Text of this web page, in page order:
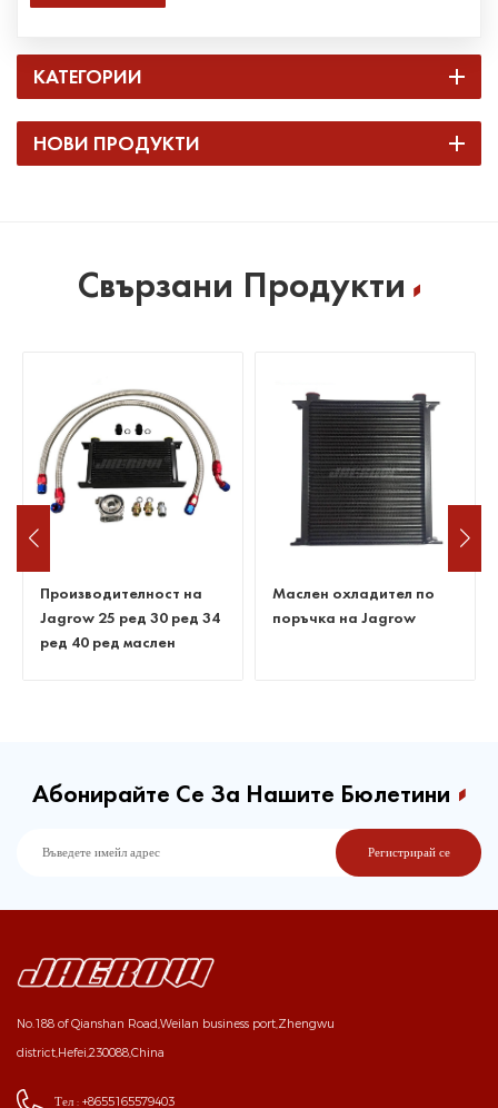
КАТЕГОРИИ
НОВИ ПРОДУКТИ
Свързани Продукти
Производителност на
Jagrow 25 ред 30 ред 34
ред 40 ред маслен
Маслен охладител по
поръчка на Jagrow
Абонирайте Се За Нашите Бюлетини
No.188 of Qianshan Road,Weilan business port,Zhengwu
district,Hefei,230088,China
Тел : +8655165579403